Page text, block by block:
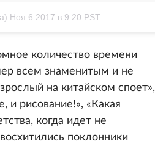
Ноя 6 2017 в 9:20 PST
количество времени
всем знаменитым и не
на китайском споет»,
и рисование!», «Какая
когда идет не
поклонники